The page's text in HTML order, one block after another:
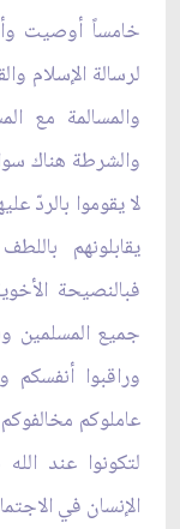
خامساً أوصيت
لرسالة الإسلام
والمسالمة مع
والشرطة هناك
لا يقوموا بالردّ
يقابلونهم
فبالنصيحة
جميع المسلمين
وراقبوا
عاملوكم
لتكونوا عند
الإنسان في